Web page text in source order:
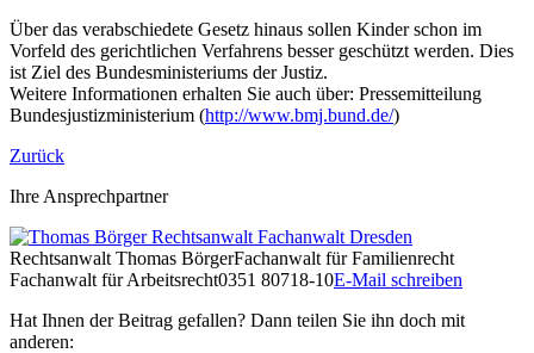
Über das verabschiedete Gesetz hinaus sollen Kinder schon im
Vorfeld des gerichtlichen Verfahrens besser geschützt werden. Dies
ist Ziel des Bundesministeriums der Justiz.
Weitere Informationen erhalten Sie auch über: Pressemitteilung
Bundesjustizministerium (http://www.bmj.bund.de/)
Zurück
Ihre Ansprechpartner
Rechtsanwalt Thomas BörgerFachanwalt für Familienrecht
Fachanwalt für Arbeitsrecht0351 80718-10E-Mail schreiben
Hat Ihnen der Beitrag gefallen? Dann teilen Sie ihn doch mit
anderen: